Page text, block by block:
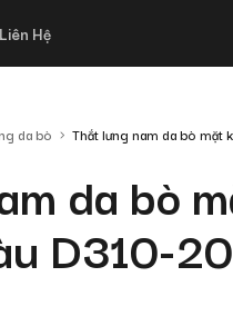
Liên Hệ
da bò Thắt lưng nam da bò
da bò
D310-